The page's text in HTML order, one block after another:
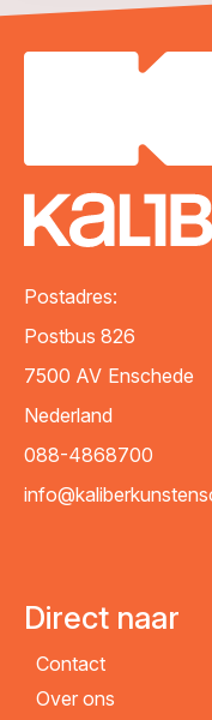
Postadres:
Postbus 826
7500 AV Enschede
Nederland
088-4868700
Direct naar
Contact
Over ons